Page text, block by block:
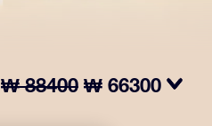
₩ 88400 ₩ 66300